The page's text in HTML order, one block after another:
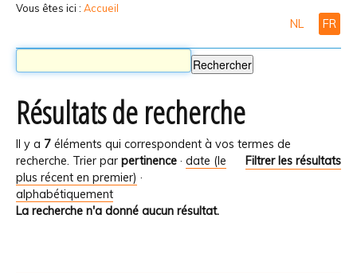
Vous êtes ici : Accueil
NL FR
Résultats de recherche
Il y a 7 éléments qui correspondent à vos termes de
recherche.
Filtrer les résultats
Trier par pertinence · date (le
plus récent en premier) ·
alphabétiquement
La recherche n'a donné aucun résultat.